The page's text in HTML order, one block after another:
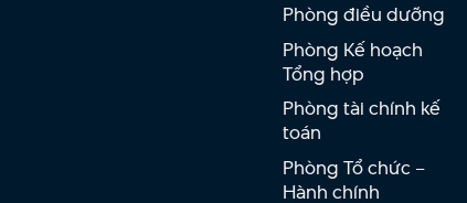
Phòng điều dưỡng
Phòng Kế hoạch
Tổng hợp
Phòng tài chính kế
toán
Phòng Tổ chức –
Hành chính